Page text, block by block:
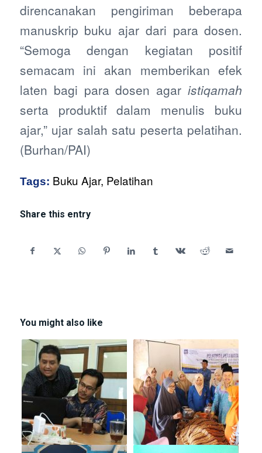
direncanakan pengiriman beberapa
manuskrip buku ajar dari para dosen.
“Semoga dengan kegiatan positif
semacam ini akan memberikan efek
laten bagi para dosen agaristiqamah
serta produktif dalam menulis buku
ajar,” ujar salah satu peserta pelatihan.
(Burhan/PAI)
Tags: Buku Ajar, Pelatihan
Share this entry
You might also like